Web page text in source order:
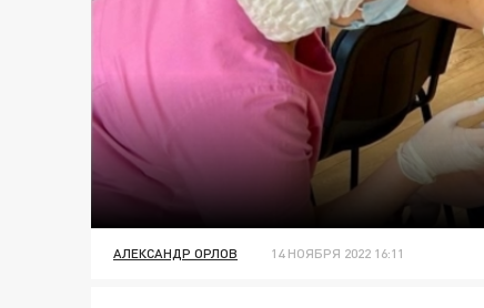
АЛЕКСАНДР ОРЛОВ 14 НОЯБРЯ 2022 16:11